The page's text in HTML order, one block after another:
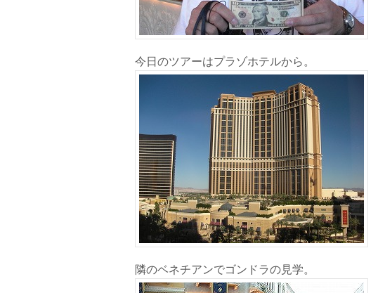
今日のツアーはプラゾホテルから。
隣のベネチアンでゴンドラの見学。